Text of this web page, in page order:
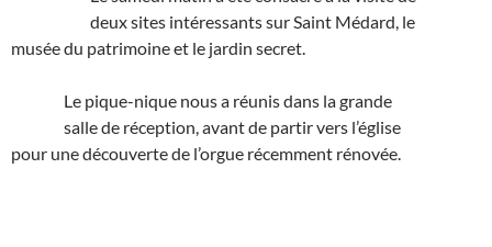
deux sites intéressants sur Saint Médard, le
musée du patrimoine et le jardin secret.
Le pique-nique nous a réunis dans la grande
salle de réception, avant de partir vers l’église
pour une découverte de l’orgue récemment rénovée.